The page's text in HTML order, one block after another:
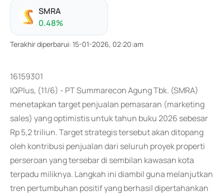
SMRA
0.48%
Terakhir diperbarui: 15-01-2026, 02:20:am
16159301
IQPlus, (11/6) - PT Summarecon Agung Tbk. (SMRA)
menetapkan target penjualan pemasaran (marketing
sales) yang optimistis untuk tahun buku 2026 sebesar
Rp 5,2 triliun. Target strategis tersebut akan ditopang
oleh kontribusi penjualan dari seluruh proyek properti
perseroan yang tersebar di sembilan kawasan kota
terpadu miliknya. Langkah ini diambil guna melanjutkan
tren pertumbuhan positif yang berhasil dipertahankan